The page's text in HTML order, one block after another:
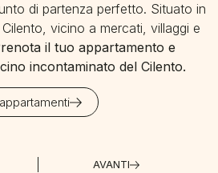
di partenza perfetto. Situato in
vicino a mercati, villaggi e
il tuo appartamento e
incontaminato del Cilento.
AVANTI